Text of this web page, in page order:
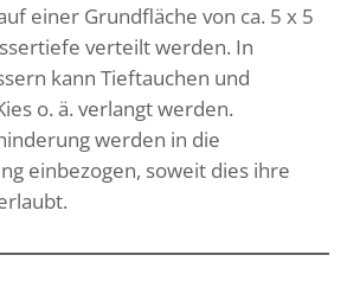
einer Grundfläche von ca. 5 x 5
verteilt werden. In
kann Tieftauchen und
o. ä. verlangt werden.
werden in die
einbezogen, soweit dies ihre